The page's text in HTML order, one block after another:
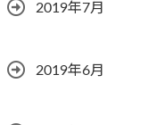
2019年7月
2019年6月